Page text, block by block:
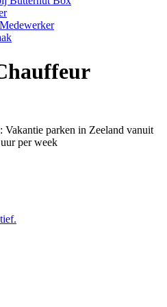
Vakantie parken in Zeeland vanuit
per week